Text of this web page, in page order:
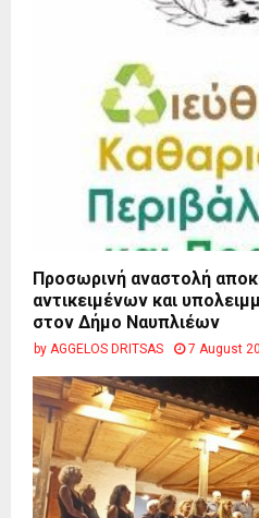
Προσωρινή αναστολή
αντικειμένων και
στον Δήμο Ναυπλιέων
by AGGELOS DRITSAS 7 August